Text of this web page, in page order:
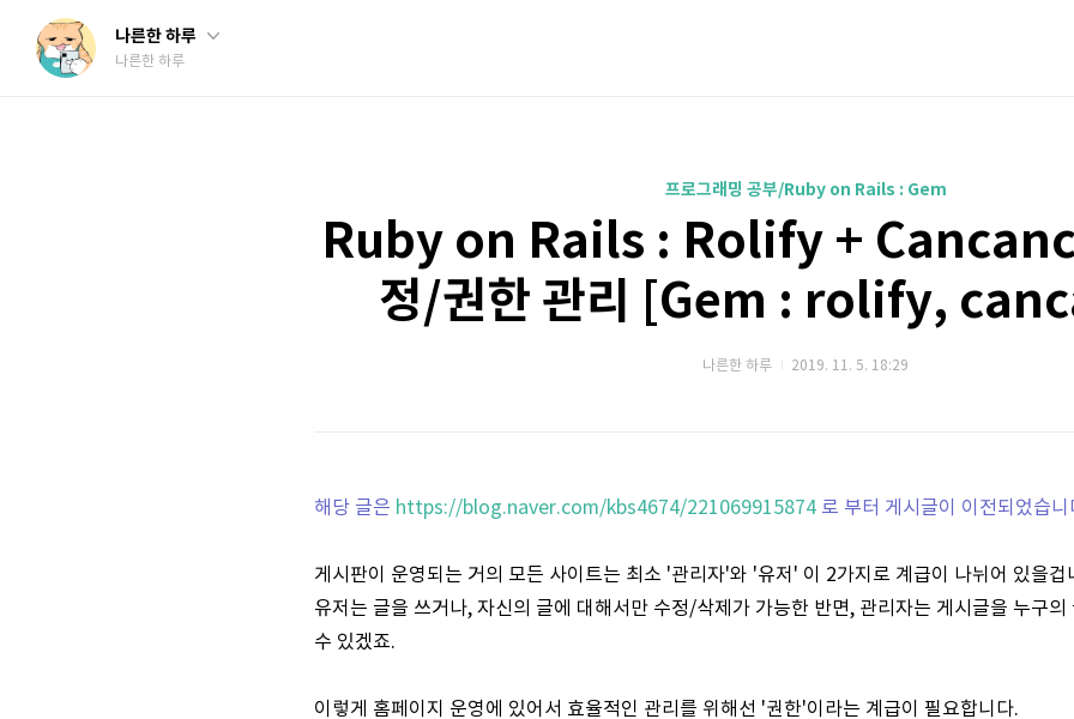
나른한 하루
나른한 하루
프로그래밍 공부/Ruby on Rails : Gem
Ruby on Rails : Rolify +
정/권한 관리 [Gem : rolify,
나른한 하루 2019. 11. 5. 18:29
해당 글은 https://blog.naver.com/kbs4674/221069915874 로 부터 게시글이 이전되었습니
게시판이 운영되는 거의 모든 사이트는 최소 '관리자'와 '유저' 이 2가지로 계급이 나뉘어 있을겁
유저는 글을 쓰거나, 자신의 글에 대해서만 수정/삭제가 가능한 반면, 관리자는 게시글을 누구
수 있겠죠.
이렇게 홈페이지 운영에 있어서 효율적인 관리를 위해선 '권한'이라는 계급이 필요합니다.